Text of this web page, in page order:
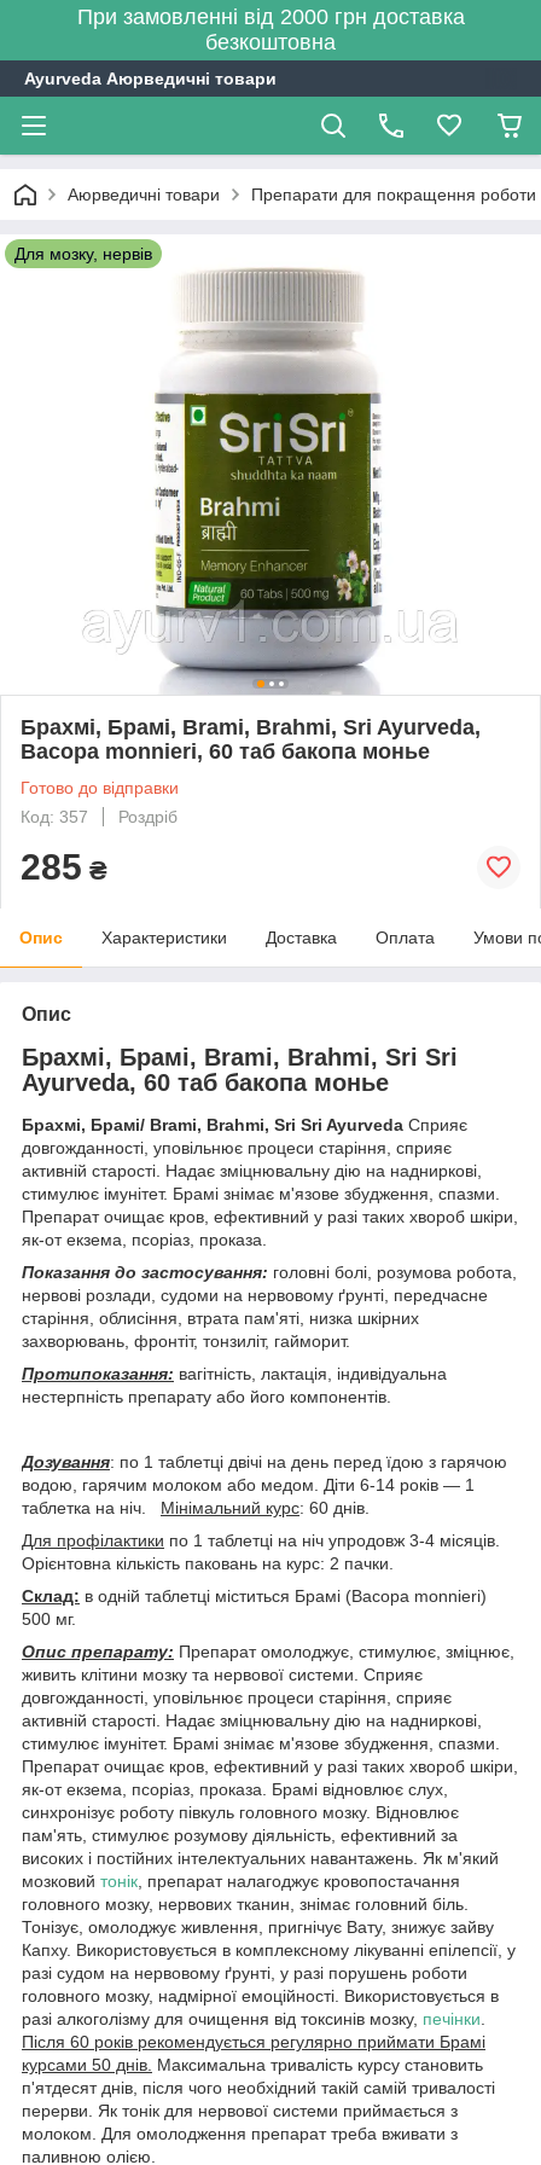
При замовленні від 2000 грн доставка
безкоштовна
Ayurveda Аюрведичні товари
Аюрведичні товари Препарати для покращення роботи
Для мозку, нервів
Брахмі, Брамі, Brami, Brahmi, Sri Ayurveda,
Bacopa monnieri, 60 таб бакопа монье
Готово до відправки
Код: 357
Роздріб
285 ₴
Опис Характеристики Доставка Оплата Умови
Опис
Брахмі, Брамі, Brami, Brahmi, Sri Sri
Ayurveda, 60 таб бакопа монье
Брахмі, Брамі/ Brami, Brahmi, Sri Sri Ayurveda Сприяє
довгожданності, уповільнює процеси старіння, сприяє
активній старості. Надає зміцнювальну дію на надниркові,
стимулює імунітет. Брамі знімає м'язове збудження, спазми.
Препарат очищає кров, ефективний у разі таких хвороб шкіри,
як-от екзема, псоріаз, проказа.
Показання до застосування: головні болі, розумова робота,
нервові розлади, судоми на нервовому ґрунті, передчасне
старіння, облисіння, втрата пам'яті, низка шкірних
захворювань, фронтіт, тонзиліт, гайморит.
Протипоказання: вагітність, лактація, індивідуальна
нестерпність препарату або його компонентів.
Дозування: по 1 таблетці двічі на день перед їдою з гарячою
водою, гарячим молоком або медом. Діти 6-14 років — 1
таблетка на ніч. Мінімальний курс: 60 днів.
Для профілактики по 1 таблетці на ніч упродовж 3-4 місяців.
Орієнтовна кількість паковань на курс: 2 пачки.
Склад: в одній таблетці міститься Брамі (Bacopa monnieri)
500 мг.
Опис препарату: Препарат омолоджує, стимулює, зміцнює,
живить клітини мозку та нервової системи. Сприяє
довгожданності, уповільнює процеси старіння, сприяє
активній старості. Надає зміцнювальну дію на надниркові,
стимулює імунітет. Брамі знімає м'язове збудження, спазми.
Препарат очищає кров, ефективний у разі таких хвороб шкіри,
як-от екзема, псоріаз, проказа. Брамі відновлює слух,
синхронізує роботу півкуль головного мозку. Відновлює
пам'ять, стимулює розумову діяльність, ефективний за
високих і постійних інтелектуальних навантажень. Як м'який
мозковий тонік, препарат налагоджує кровопостачання
головного мозку, нервових тканин, знімає головний біль.
Тонізує, омолоджує живлення, пригнічує Вату, знижує зайву
Капху. Використовується в комплексному лікуванні епілепсії, у
разі судом на нервовому ґрунті, у разі порушень роботи
головного мозку, надмірної емоційності. Використовується в
разі алкоголізму для очищення від токсинів мозку, печінки.
Після 60 років рекомендується регулярно приймати Брамі
курсами 50 днів. Максимальна тривалість курсу становить
п'ятдесят днів, після чого необхідний такій самій тривалості
перерви. Як тонік для нервової системи приймається з
молоком. Для омолодження препарат треба вживати з
паливною олією.